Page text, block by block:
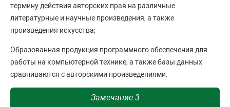
термину действия авторских прав на различные
литературные и научные произведения, а также
произведения искусства;
Образованная продукция программного обеспечения для
работы на компьютерной технике, а также базы данных
сравниваются с авторскими произведениями.
Замечание 3